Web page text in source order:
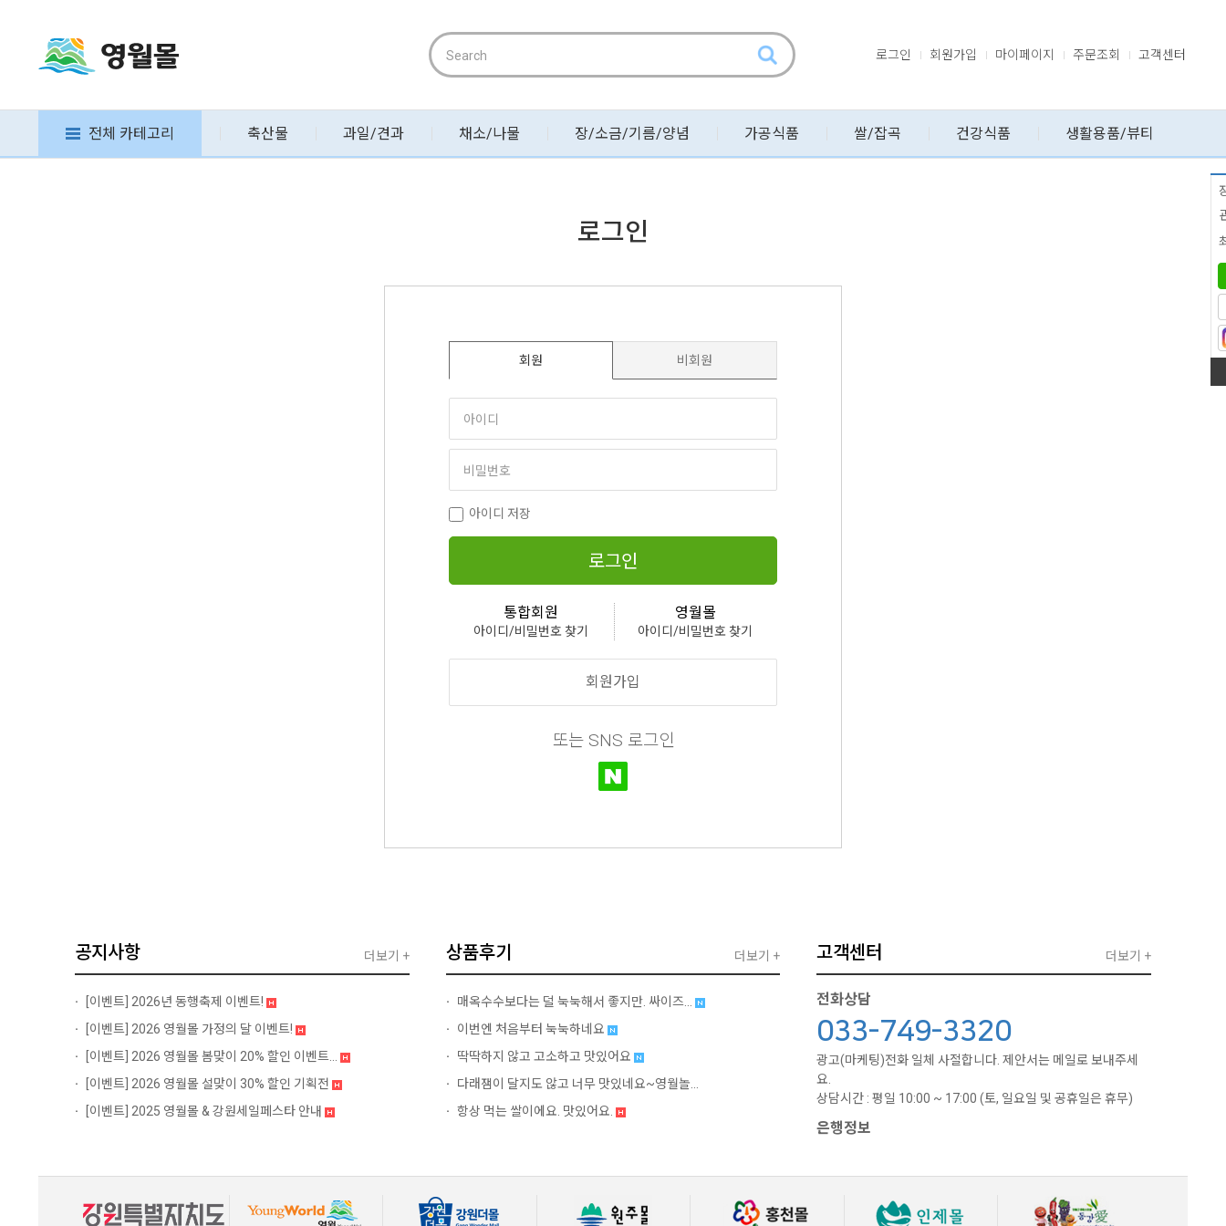
로그인 회원가입 마이페이지 주문조회 고객센터
전체 카테고리 축산물 과일/견과 채소/나물 장/소금/기름/양념 가공식품 쌀/잡곡 건강식품 생활용품/뷰티
로그인
회원 비회원
아이디 저장
로그인
통합회원
아이디/비밀번호 찾기
영월몰
아이디/비밀번호 찾기
회원가입
또는 SNS 로그인
공지사항
[이벤트] 2026년 동행축제 이벤트!
[이벤트] 2026 영월몰 가정의 달 이벤트!
[이벤트] 2026 영월몰 봄맞이 20% 할인 이벤트...
[이벤트] 2026 영월몰 설맞이 30% 할인 기획전
[이벤트] 2025 영월몰 & 강원세일페스타 안내
더보기 + 상품후기
매옥수수보다는 덜 눅눅해서 좋지만. 싸이즈...
이번엔 처음부터 눅눅하네요
딱딱하지 않고 고소하고 맛있어요
다래잼이 달지도 않고 너무 맛있네요~영월놀...
항상 먹는 쌀이에요. 맛있어요.
더보기 + 고객센터
전화상담
033-749-3320
광고(마케팅)전화 일체 사절합니다. 제안서는 메일로 보내주세
요.
상담시간 : 평일 10:00 ~ 17:00 (토, 일요일 및 공휴일은 휴무)
은행정보
더보기 +